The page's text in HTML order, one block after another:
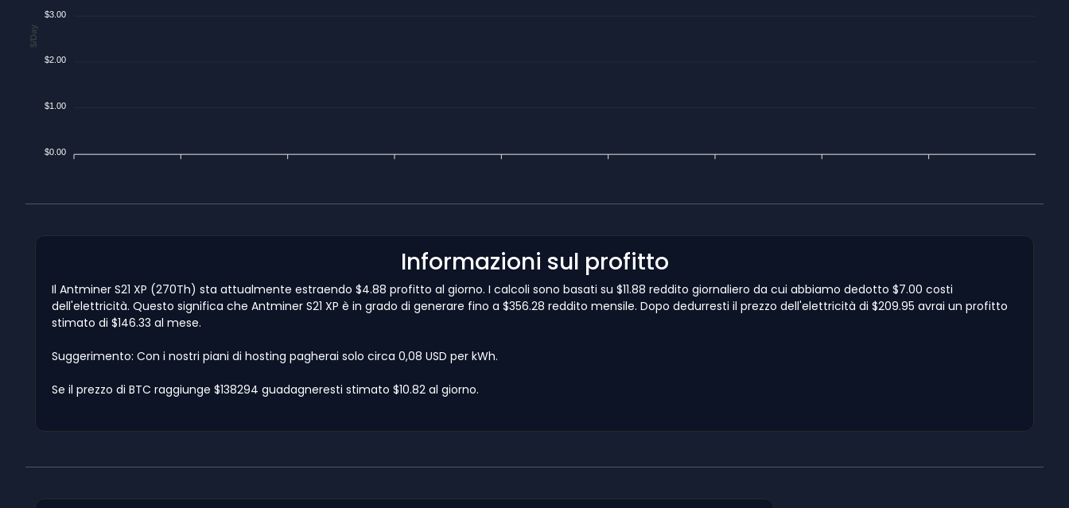
$3.00
$2.00
$1.00
$0.00
$/Day
Informazioni sul profitto
Il Antminer S21 XP (270Th) sta attualmente estraendo $4.88 profitto al giorno. I calcoli sono basati su $11.88 reddito giornaliero da cui abbiamo dedotto $7.00 costi
dell'elettricità. Questo significa che Antminer S21 XP è in grado di generare fino a $356.28 reddito mensile. Dopo dedurresti il prezzo dell'elettricità di $209.95 avrai un profitto
stimato di $146.33 al mese.
Suggerimento: Con i nostri piani di hosting pagherai solo circa 0,08 USD per kWh.
Se il prezzo di BTC raggiunge $138294 guadagneresti stimato $10.82 al giorno.